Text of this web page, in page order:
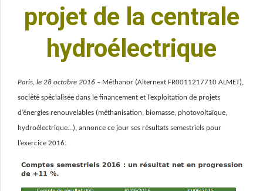
projet de la centrale
hydroélectrique
Paris, le 28 octobre 2016 – Méthanor (Alternext FR0011217710 ALMET),
société spécialisée dans le financement et l’exploitation de projets
d’énergies renouvelables (méthanisation, biomasse, photovoltaïque,
hydroélectrique…), annonce ce jour ses résultats semestriels pour
l’exercice 2016.